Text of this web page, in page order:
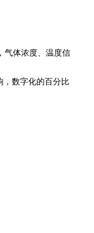
气体浓度、温度信
数字化的百分比